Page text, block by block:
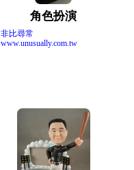
角色扮演
非比尋常
www.unusually.com.tw